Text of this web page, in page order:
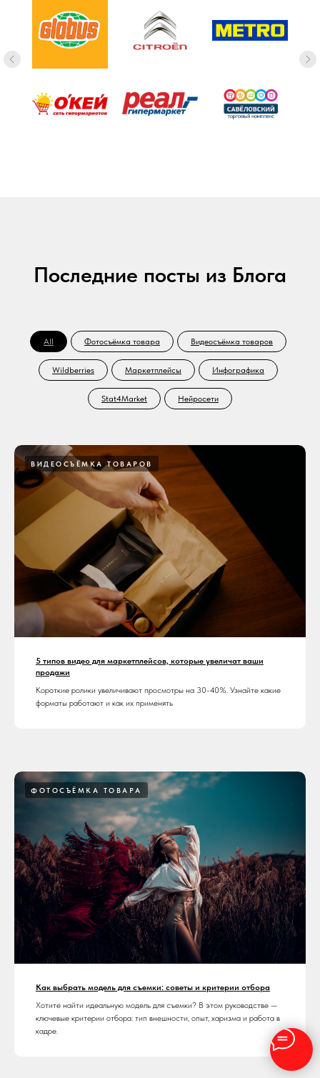
Последние посты из Блога
All Фотосъёмка товара Видеосъёмка товаров
Wildberries Маркетплейсы Инфографика
Stat4Market Нейросети
ВИДЕОСЪЁМКА ТОВАРОВ
5 типов видео для маркетплейсов, которые увеличат ваши
продажи
Короткие ролики увеличивают просмотры на 30-40%. Узнайте какие
форматы работают и как их применять
ФОТОСЪЁМКА ТОВАРА
Как выбрать модель для съемки: советы и критерии отбора
Хотите найти идеальную модель для съемки? В этом руководстве —
ключевые критерии отбора: тип внешности, опыт, харизма и работа в
кадре.